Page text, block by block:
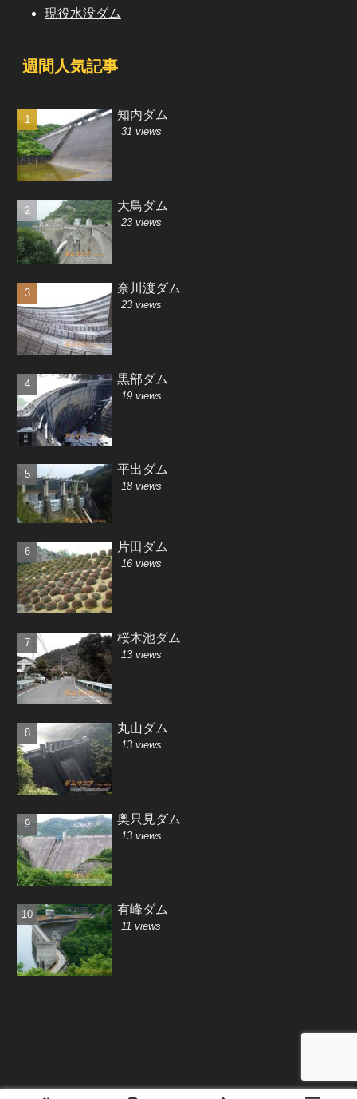
現役水没ダム
週間人気記事
知内ダム
31 views
大鳥ダム
23 views
奈川渡ダム
23 views
黒部ダム
19 views
平出ダム
18 views
片田ダム
16 views
桜木池ダム
13 views
丸山ダム
13 views
奥只見ダム
13 views
有峰ダム
11 views